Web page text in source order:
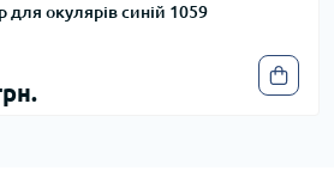
для окулярів синій 1059